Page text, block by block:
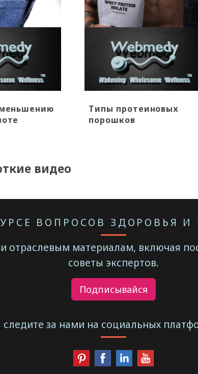
Типы протеиновых
порошков
видео
ВОПРОСОВ ЗДОРОВЬЯ И
отраслевым материалам, включая
советы экспертов.
Подписывайся
следите за нами на социальных